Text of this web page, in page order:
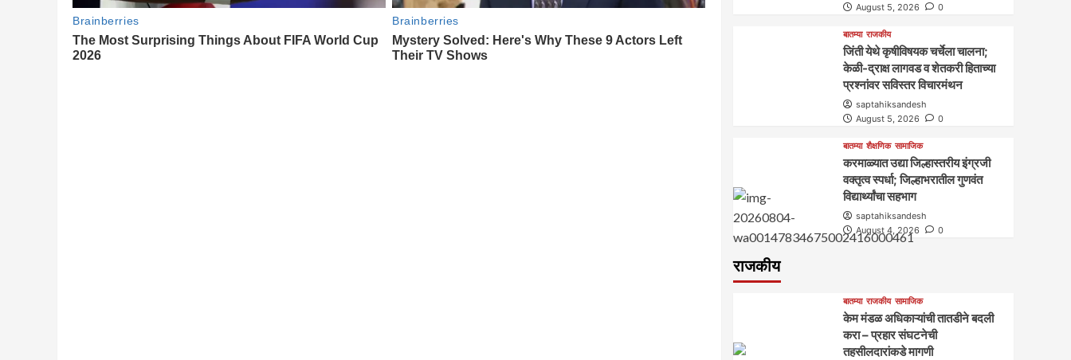
August 5, 2026
0
बातम्या राजकीय
जिंती येथे कृषीविषयक चर्चेला चालना;
केळी-द्राक्ष लागवड व शेतकरी हिताच्या
प्रश्नांवर सविस्तर विचारमंथन
saptahiksandesh
August 5, 2026
0
बातम्या शैक्षणिक सामाजिक
करमाळ्यात उद्या जिल्हास्तरीय इंग्रजी
वक्तृत्व स्पर्धा; जिल्हाभरातील गुणवंत
विद्यार्थ्यांचा सहभाग
saptahiksandesh
August 4, 2026
0
राजकीय
बातम्या राजकीय सामाजिक
केम मंडळ अधिकाऱ्यांची तातडीने बदली
करा – प्रहार संघटनेची
तहसीलदारांकडे मागणी